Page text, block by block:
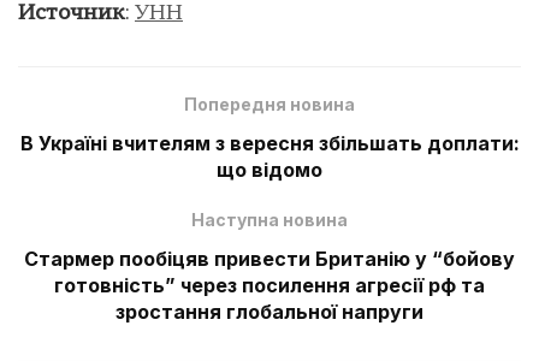
Источник: УНН
Попередня новина
В Україні вчителям з вересня збільшать доплати:
що відомо
Наступна новина
Стармер пообіцяв привести Британію у “бойову
готовність” через посилення агресії рф та
зростання глобальної напруги